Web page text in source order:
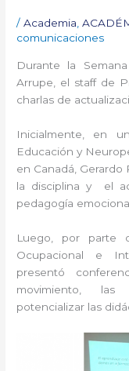
/Academia,
comunicaciones
Durante la
Arrupe, el staff de P
charlas de
Inicialmente, en
Educación y
en Canadá, Gerardo
la disciplina y el
pedagogía
Luego, por parte
Ocupacional e
presentó
movimiento,
potencializar las